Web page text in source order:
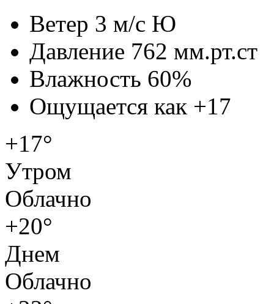
Ветер 3 м/с Ю
Давление 762 мм.рт.ст
Влажность 60%
Ощущается как +17
+17°
Утром
Облачно
+20°
Днем
Облачно